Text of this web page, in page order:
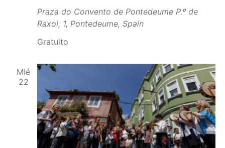
Praza do Convento de Pontedeume P.º de
Raxoi, 1, Pontedeume, Spain
Gratuito
Mié
22